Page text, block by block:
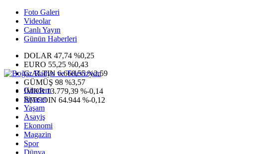
Foto Galeri
Videolar
Canlı Yayın
Günün Haberleri
DOLAR 47,74 %0,25
EURO 55,25 %0,43
G.ALTIN6.660,55 %2,59
GÜMÜŞ 98 %3,57
IMKB13.779,39 %-0,14
BITCOIN 64.944 %-0,12
Gündem
Siyaset
Yaşam
Asayiş
Ekonomi
Magazin
Spor
Dünya